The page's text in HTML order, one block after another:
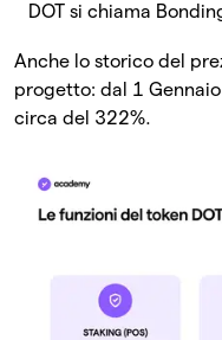
DOT si chiama
Anche lo storico del
progetto: dal 1
circa del 322%.